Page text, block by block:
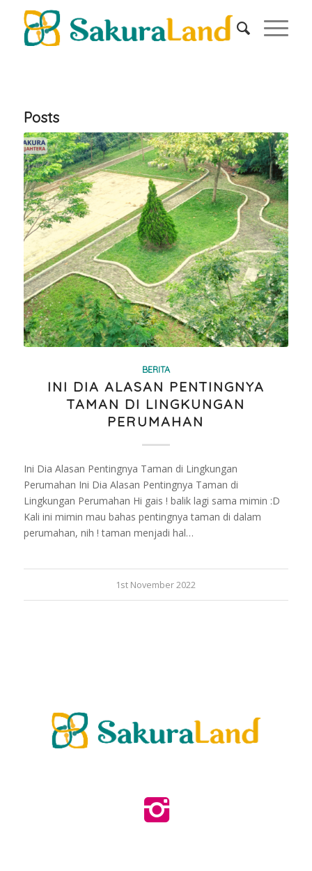
Posts
BERITA
INI DIA ALASAN PENTINGNYA
TAMAN DI LINGKUNGAN
PERUMAHAN
Ini Dia Alasan Pentingnya Taman di Lingkungan
Perumahan Ini Dia Alasan Pentingnya Taman di
Lingkungan Perumahan Hi gais ! balik lagi sama mimin :D
Kali ini mimin mau bahas pentingnya taman di dalam
perumahan, nih ! taman menjadi hal…
1st November 2022